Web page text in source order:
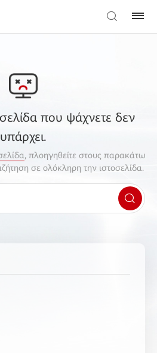
που ψάχνετε δεν
υπάρχει.
, πλοηγηθείτε στους παρακάτω
σε ολόκληρη την ιστοσελίδα.